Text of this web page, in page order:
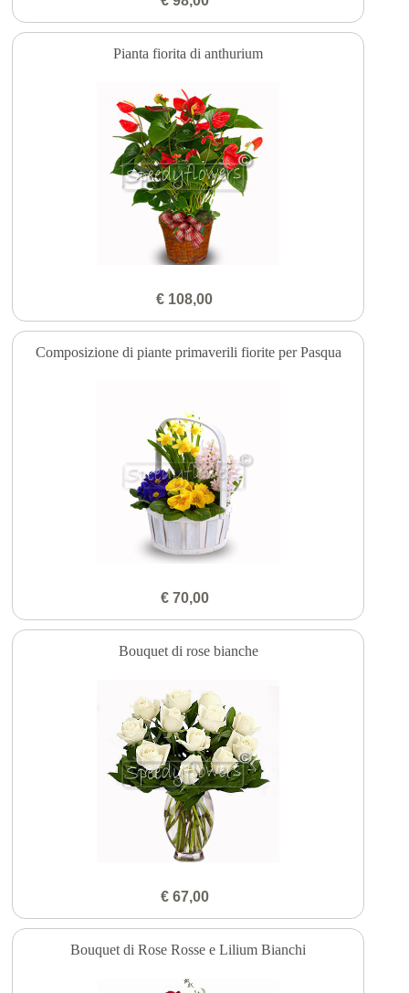
Pianta fiorita di anthurium
€ 108,00
Composizione di piante primaverili fiorite per Pasqua
€ 70,00
Bouquet di rose bianche
€ 67,00
Bouquet di Rose Rosse e Lilium Bianchi